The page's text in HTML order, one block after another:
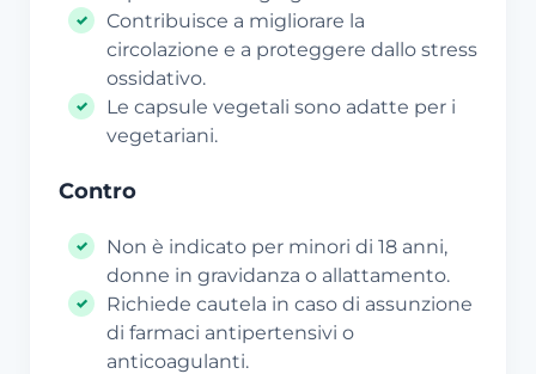
Contribuisce a migliorare la
circolazione e a proteggere dallo stress
ossidativo.
Le capsule vegetali sono adatte per i
vegetariani.
Contro
Non è indicato per minori di 18 anni,
donne in gravidanza o allattamento.
Richiede cautela in caso di assunzione
di farmaci antipertensivi o
anticoagulanti.